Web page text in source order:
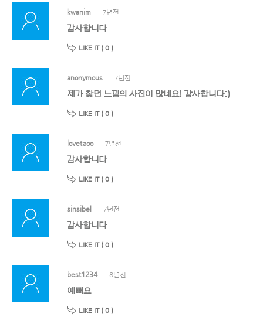
kwanim 7년전
감사합니다
LIKE IT ( 0 )
anonymous 7년전
제가 찾던 느낌의 사진이 많네요! 감사합니다:)
LIKE IT ( 0 )
lovetaoo 7년전
감사합니다
LIKE IT ( 0 )
sinsibel 7년전
감사합니다
LIKE IT ( 0 )
best1234 8년전
예뻐요
LIKE IT ( 0 )